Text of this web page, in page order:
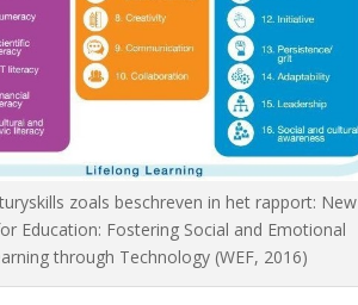
zoals beschreven in het rapport: New
Education: Fostering Social and Emotional
through Technology (WEF, 2016)